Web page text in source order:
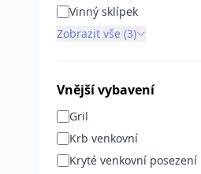
Vinný sklípek
Zobrazit vše (3)
Vnější vybavení
Gril
Krb venkovní
Kryté venkovní posezení